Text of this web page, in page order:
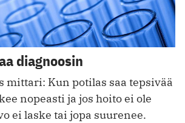
diagnoosin
mittari: Kun potilas saa tepsivää
nopeasti ja jos hoito ei ole
ei laske tai jopa suurenee.